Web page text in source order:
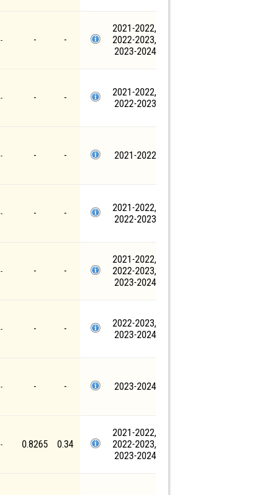
- - -
2021-2022,
2022-2023,
2023-2024
- - -
2021-2022,
2022-2023
- - - 2021-2022
- - -
2021-2022,
2022-2023
- - -
2021-2022,
2022-2023,
2023-2024
- - -
2022-2023,
2023-2024
- - - 2023-2024
- 0.8265 0.34
2021-2022,
2022-2023,
2023-2024